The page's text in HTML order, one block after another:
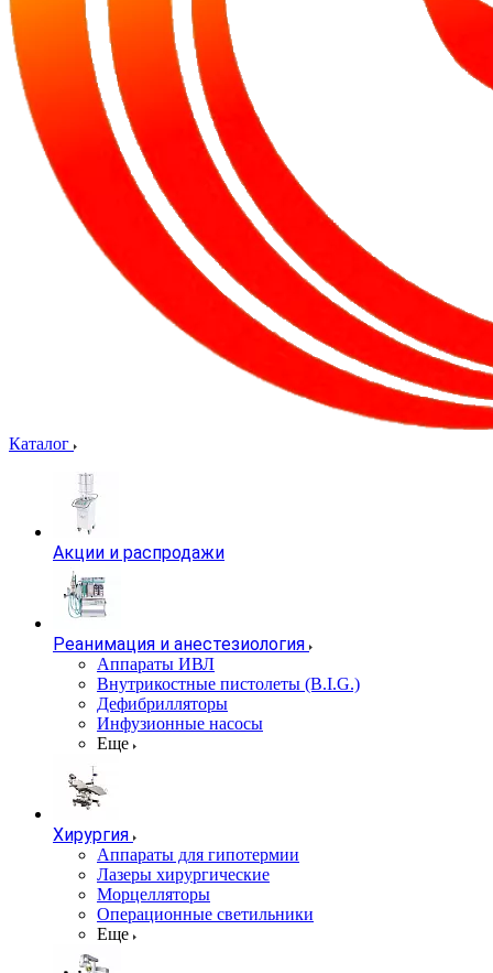
Каталог
Акции и распродажи
Реанимация и анестезиология
Аппараты ИВЛ
Внутрикостные пистолеты (B.I.G.)
Дефибрилляторы
Инфузионные насосы
Еще
Хирургия
Аппараты для гипотермии
Лазеры хирургические
Морцелляторы
Операционные светильники
Еще